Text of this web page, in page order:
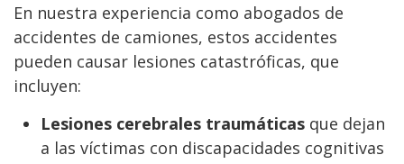
En nuestra experiencia como abogados de
accidentes de camiones, estos accidentes
pueden causar lesiones catastróficas, que
incluyen:
Lesiones cerebrales traumáticas que dejan
a las víctimas con discapacidades cognitivas